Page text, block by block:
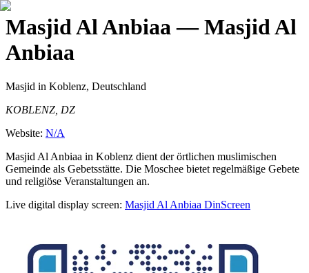
Masjid Al Anbiaa— Masjid Al
Anbiaa
Masjid in Koblenz, Deutschland
KOBLENZ, DZ
Website: N/A
Masjid Al Anbiaa in Koblenz dient der örtlichen muslimischen
Gemeinde als Gebetsstätte. Die Moschee bietet regelmäßige Gebete
und religiöse Veranstaltungen an.
Live digital display screen: Masjid Al Anbiaa DinScreen